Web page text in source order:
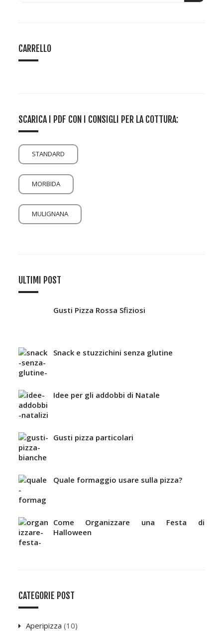
CARRELLO
SCARICA I PDF CON I CONSIGLI PER LA COTTURA:
STANDARD
MORBIDA
MULIGNANA
ULTIMI POST
Gusti Pizza Rossa Sfiziosi
Snack e stuzzichini senza glutine
Idee per gli addobbi di Natale
Gusti pizza particolari
Quale formaggio usare sulla pizza?
Come Organizzare una Festa di
Halloween
CATEGORIE POST
Aperipizza (10)